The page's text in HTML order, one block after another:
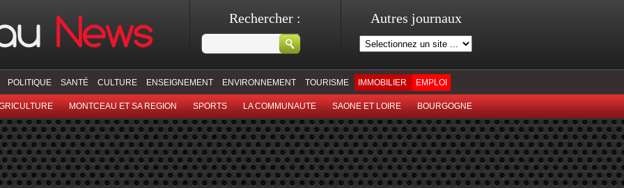
Rechercher : Autres journaux
POLITIQUE SANTÉ CULTURE ENSEIGNEMENT ENVIRONNEMENT TOURISME IMMOBILIER EMPLOI
MONTCEAU ET SA REGION SPORTS LA COMMUNAUTE SAONE ET LOIRE BOURGOGNE